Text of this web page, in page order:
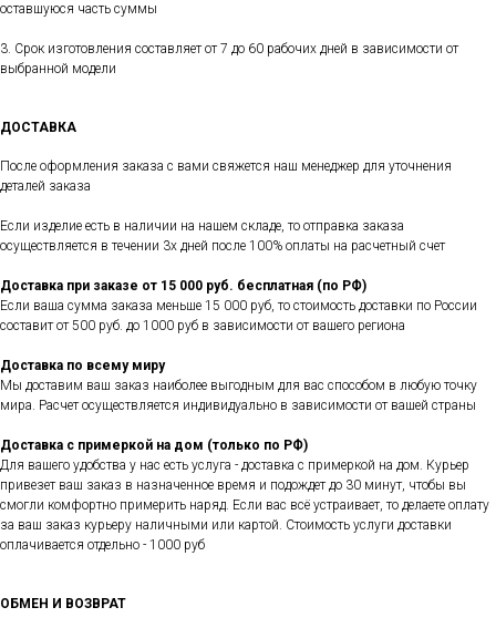
оставшуюся часть суммы
3. Срок изготовления составляет от 7 до 60 рабочих дней в зависимости от
выбранной модели
ДОСТАВКА
После оформления заказа с вами свяжется наш менеджер для уточнения
деталей заказа
Если изделие есть в наличии на нашем складе, то отправка заказа
осуществляется в течении 3х дней после 100% оплаты на расчетный счет
Доставка при заказе от 15 000 руб. бесплатная (по РФ)
Если ваша сумма заказа меньше 15 000 руб, то стоимость доставки по России
составит от 500 руб. до 1000 руб в зависимости от вашего региона
Доставка по всему миру
Мы доставим ваш заказ наиболее выгодным для вас способом в любую точку
мира. Расчет осуществляется индивидуально в зависимости от вашей страны
Доставка с примеркой на дом (только по РФ)
Для вашего удобства у нас есть услуга - доставка с примеркой на дом. Курьер
привезет ваш заказ в назначенное время и подождет до 30 минут, чтобы вы
смогли комфортно примерить наряд. Если вас всё устраивает, то делаете оплату
за ваш заказ курьеру наличными или картой. Стоимость услуги доставки
оплачивается отдельно - 1000 руб
ОБМЕН И ВОЗВРАТ